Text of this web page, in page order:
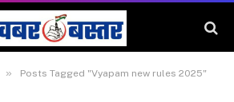
» Posts Tagged "Vyapam new rules 2025"